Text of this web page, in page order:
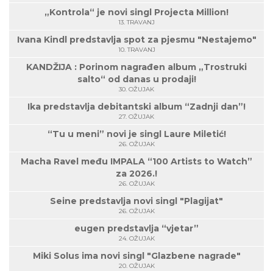
„Kontrola“ je novi singl Projecta Million!
13. TRAVANJ
Ivana Kindl predstavlja spot za pjesmu "Nestajemo"
10. TRAVANJ
KANDŽIJA : Porinom nagrađen album „Trostruki
salto“ od danas u prodaji!
30. OŽUJAK
Ika predstavlja debitantski album “Zadnji dan”!
27. OŽUJAK
“Tu u meni” novi je singl Laure Miletić!
26. OŽUJAK
Macha Ravel među IMPALA “100 Artists to Watch”
za 2026.!
26. OŽUJAK
Seine predstavlja novi singl "Plagijat"
26. OŽUJAK
eugen predstavlja “vjetar”
24. OŽUJAK
Miki Solus ima novi singl "Glazbene nagrade"
20. OŽUJAK